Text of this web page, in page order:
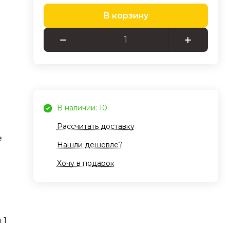
В корзину
В наличии: 10
Рассчитать доставку
Нашли дешевле?
Хочу в подарок